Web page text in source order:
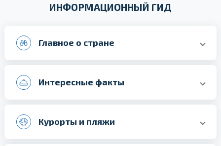
ИНФОРМАЦИОННЫЙ ГИД
Главное о стране
Интересные факты
Курорты и пляжи